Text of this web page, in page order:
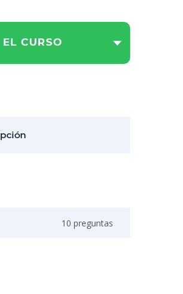
CURSO
10 preguntas